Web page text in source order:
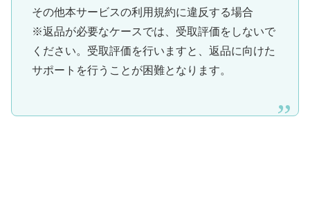
その他本サービスの利用規約に違反する場合
※返品が必要なケースでは、受取評価をしないで
ください。受取評価を行いますと、返品に向けた
サポートを行うことが困難となります。